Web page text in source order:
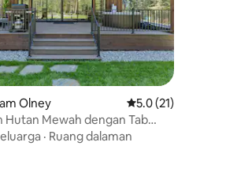
5, 21 ulasan
Olney Penarafan purata
5.0 (21)
Hutan Mewah dengan Tab
Berhampiran Whitefish
· Ruang dalaman